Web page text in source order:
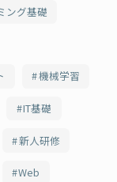
ング基礎
機械学習
IT基礎
新人研修
Web